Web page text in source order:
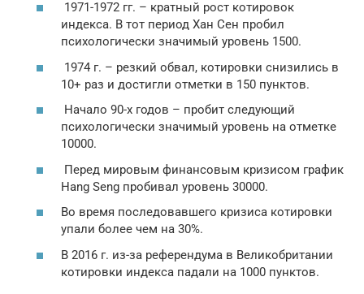
1971-1972 гг. – кратный рост котировок
индекса. В тот период Хан Сен пробил
психологически значимый уровень 1500.
1974 г. – резкий обвал, котировки снизились в
10+ раз и достигли отметки в 150 пунктов.
Начало 90-х годов – пробит следующий
психологически значимый уровень на отметке
10000.
Перед мировым финансовым кризисом график
Hang Seng пробивал уровень 30000.
Во время последовавшего кризиса котировки
упали более чем на 30%.
В 2016 г. из-за референдума в Великобритании
котировки индекса падали на 1000 пунктов.